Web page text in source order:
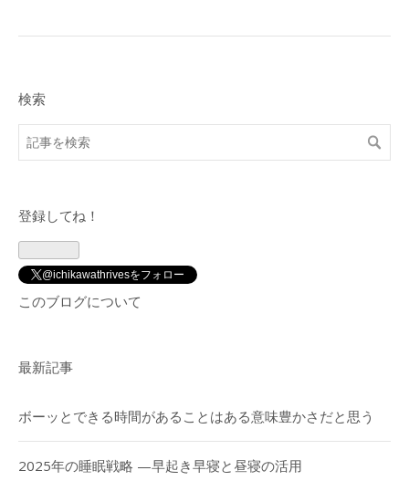
検索
登録してね！
@ichikawathrivesをフォロー
このブログについて
最新記事
ボーッとできる時間があることはある意味豊かさだと思う
2025年の睡眠戦略 —早起き早寝と昼寝の活用